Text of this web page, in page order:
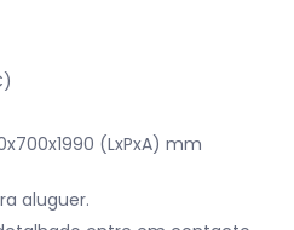
(LxPxA) mm
aluguer.